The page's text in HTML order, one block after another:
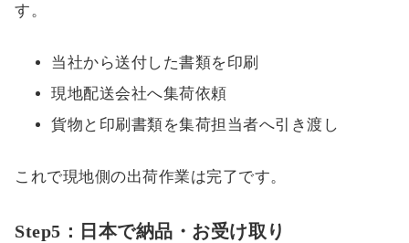
す。
当社から送付した書類を印刷
現地配送会社へ集荷依頼
貨物と印刷書類を集荷担当者へ引き渡し
これで現地側の出荷作業は完了です。
Step5：日本で納品・お受け取り